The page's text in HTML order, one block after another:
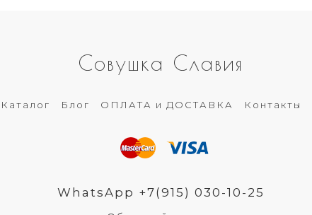
Совушка Славия
Каталог Блог ОПЛАТА и ДОСТАВКА Контакты
WhatsApp +7(915) 030-10-25